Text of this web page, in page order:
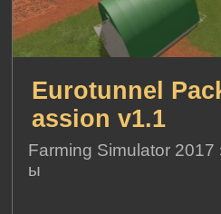
Eurotunnel
assion v1.1
Farming Simulator 2017
ы